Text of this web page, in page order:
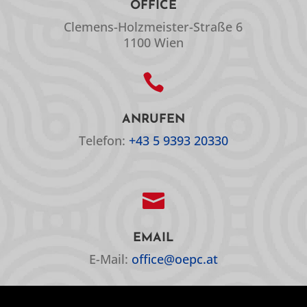
OFFICE
Clemens-Holzmeister-Straße 6
1100 Wien

ANRUFEN
Telefon: +43 5 9393 20330

EMAIL
E-Mail: office@oepc.at